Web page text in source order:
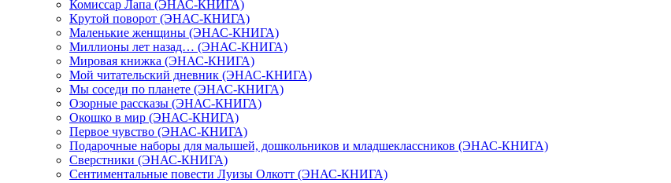
Комиссар Лапа (ЭНАС-КНИГА)
Крутой поворот (ЭНАС-КНИГА)
Маленькие женщины (ЭНАС-КНИГА)
Миллионы лет назад… (ЭНАС-КНИГА)
Мировая книжка (ЭНАС-КНИГА)
Мой читательский дневник (ЭНАС-КНИГА)
Мы соседи по планете (ЭНАС-КНИГА)
Озорные рассказы (ЭНАС-КНИГА)
Окошко в мир (ЭНАС-КНИГА)
Первое чувство (ЭНАС-КНИГА)
Подарочные наборы для малышей, дошкольников и младшеклассников (ЭНАС-КНИГА)
Сверстники (ЭНАС-КНИГА)
Сентиментальные повести Луизы Олкотт (ЭНАС-КНИГА)